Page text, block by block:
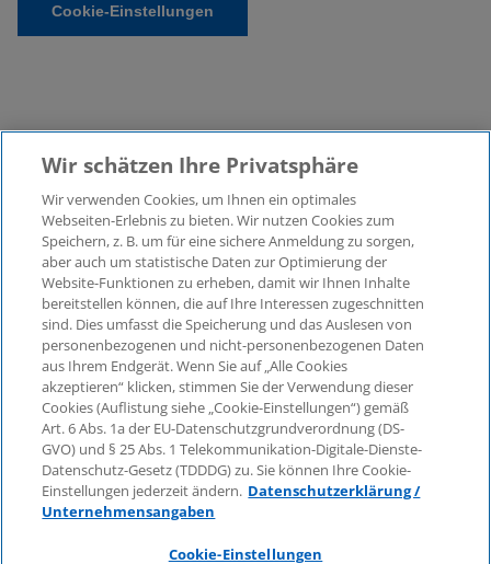
Cookie-Einstellungen
©2026 KPMG Law Rechtsanwaltsgesellschaft mbH,
assoziiert mit der KPMG AG
Wirtschaftsprüfungsgesellschaft, einer
Aktiengesellschaft nach deutschem Recht und ein
Mitglied der globalen KPMG-Organisation
unabhängiger Mitgliedsfirmen, die KPMG International
Limited, einer Private English Company Limited by
Guarantee, angeschlossen sind. Alle Rechte
vorbehalten. Für weitere Einzelheiten über die Struktur
der globalen Organisation von KPMG besuchen Sie
bittehttps://home.kpmg/governance.
KPMG International erbringt keine Dienstleistungen für
Kunden. Keine Mitgliedsfirma ist befugt, KPMG
International oder eine andere Mitgliedsfirma
Wir schätzen Ihre Privatsphäre
Wir verwenden Cookies, um Ihnen ein optimales
Webseiten-Erlebnis zu bieten. Wir nutzen Cookies zum
Speichern, z. B. um für eine sichere Anmeldung zu sorgen,
aber auch um statistische Daten zur Optimierung der
Website-Funktionen zu erheben, damit wir Ihnen Inhalte
bereitstellen können, die auf Ihre Interessen zugeschnitten
sind. Dies umfasst die Speicherung und das Auslesen von
personenbezogenen und nicht-personenbezogenen Daten
aus Ihrem Endgerät. Wenn Sie auf „Alle Cookies
akzeptieren“ klicken, stimmen Sie der Verwendung dieser
Cookies (Auflistung siehe „Cookie-Einstellungen“) gemäß
Art. 6 Abs. 1a der EU-Datenschutzgrundverordnung (DS-
GVO) und § 25 Abs. 1 Telekommunikation-Digitale-Dienste-
Datenschutz-Gesetz (TDDDG) zu. Sie können Ihre Cookie-
Einstellungen jederzeit ändern. Datenschutzerklärung /
Unternehmensangaben
Cookie-Einstellungen